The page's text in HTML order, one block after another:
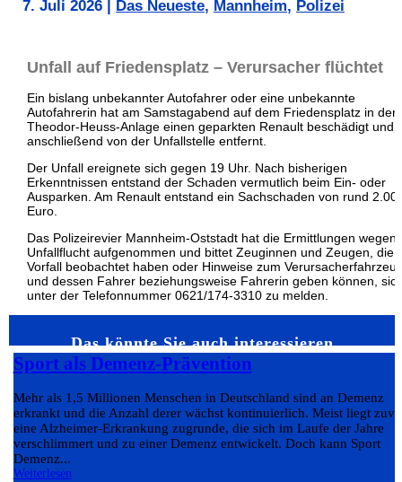
7. Juli 2026 Das Neueste, Mannheim, Polizei
Unfall auf Friedensplatz – Verursacher flüchtet
Ein bislang unbekannter Autofahrer oder eine unbekannte
Autofahrerin hat am Samstagabend auf dem Friedensplatz in der
Theodor-Heuss-Anlage einen geparkten Renault beschädigt und
anschließend von der Unfallstelle entfernt.
Der Unfall ereignete sich gegen 19 Uhr. Nach bisherigen
Erkenntnissen entstand der Schaden vermutlich beim Ein- oder
Ausparken. Am Renault entstand ein Sachschaden von rund
Euro.
Das Polizeirevier Mannheim-Oststadt hat die Ermittlungen wegen
Unfallflucht aufgenommen und bittet Zeuginnen und Zeugen, die
Vorfall beobachtet haben oder Hinweise zum
und dessen Fahrer beziehungsweise Fahrerin geben können,
unter der Telefonnummer 0621/174-3310 zu melden.
Das könnte Sie auch interessieren…
Sport als Demenz-Prävention
Mehr als 1,5 Millionen Menschen in Deutschland sind an Demenz
erkrankt und die Anzahl derer wächst kontinuierlich. Meist liegt
eine Alzheimer-Erkrankung zugrunde, die sich im Laufe der Jahre
verschlimmert und zu einer Demenz entwickelt. Doch kann Sport
Demenz...
Weiterlesen